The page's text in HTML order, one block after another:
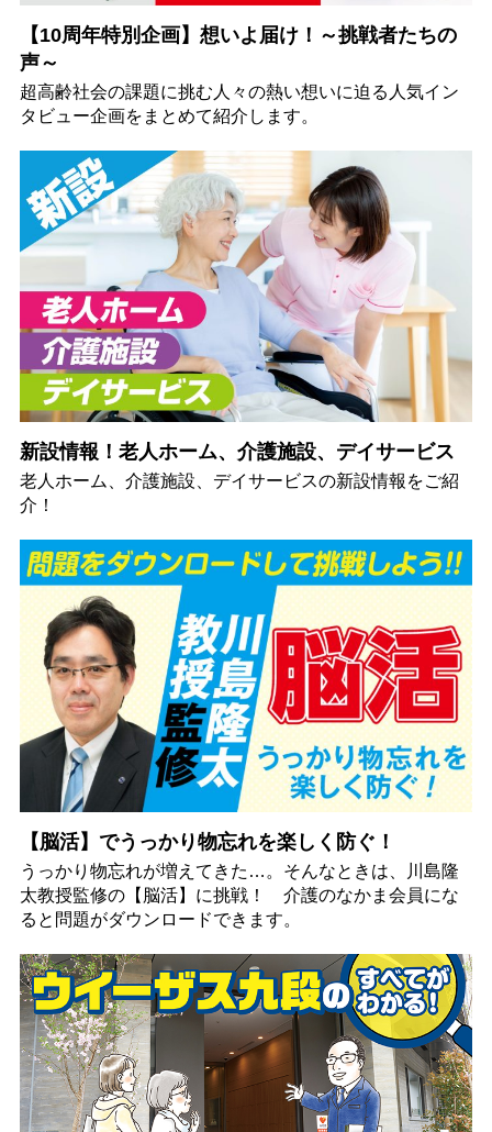
【10周年特別企画】想いよ届け！～挑戦者たちの
声～
超高齢社会の課題に挑む人々の熱い想いに迫る人気イン
タビュー企画をまとめて紹介します。
新設情報！老人ホーム、介護施設、デイサービス
老人ホーム、介護施設、デイサービスの新設情報をご紹
介！
【脳活】でうっかり物忘れを楽しく防ぐ！
うっかり物忘れが増えてきた…。そんなときは、川島隆
太教授監修の【脳活】に挑戦！ 介護のなかま会員にな
ると問題がダウンロードできます。